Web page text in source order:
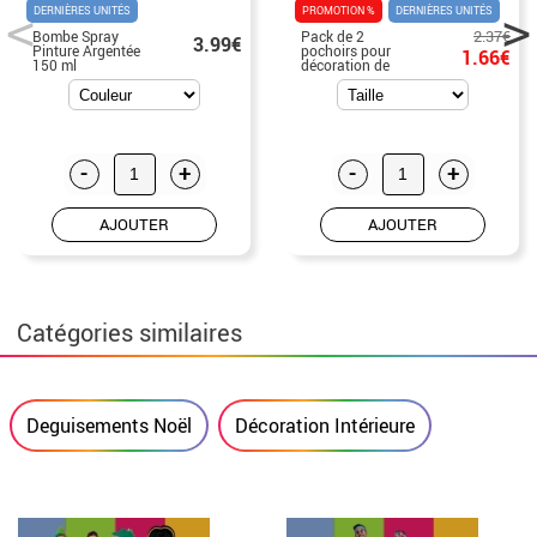
DERNIÈRES UNITÉS
Bombe Spray
Pinture Argentée
150 ml
3.99€
- +
AJOUTER
PROMOTION %
DERNIÈRES UNITÉS
Pack de 2
pochoirs pour
décoration de
Noël 35x25 cm
2.37€
1.66€
- +
AJOUTER
Catégories similaires
Deguisements Noël Décoration Intérieure